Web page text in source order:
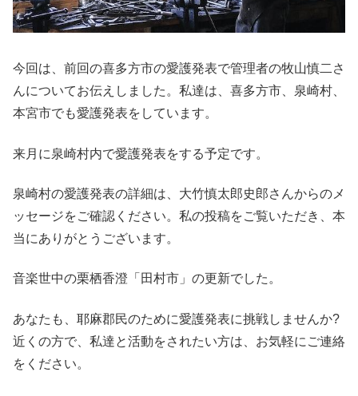
今回は、前回の喜多方市の愛護発表で管理者の牧山慎二さ
んについてお伝えしました。私達は、喜多方市、泉崎村、
本宮市でも愛護発表をしています。
来月に泉崎村内で愛護発表をする予定です。
泉崎村の愛護発表の詳細は、大竹慎太郎史郎さんからのメ
ッセージをご確認ください。私の投稿をご覧いただき、本
当にありがとうございます。
音楽世中の栗栖香澄「田村市」の更新でした。
あなたも、耶麻郡民のために愛護発表に挑戦しませんか?
近くの方で、私達と活動をされたい方は、お気軽にご連絡
をください。